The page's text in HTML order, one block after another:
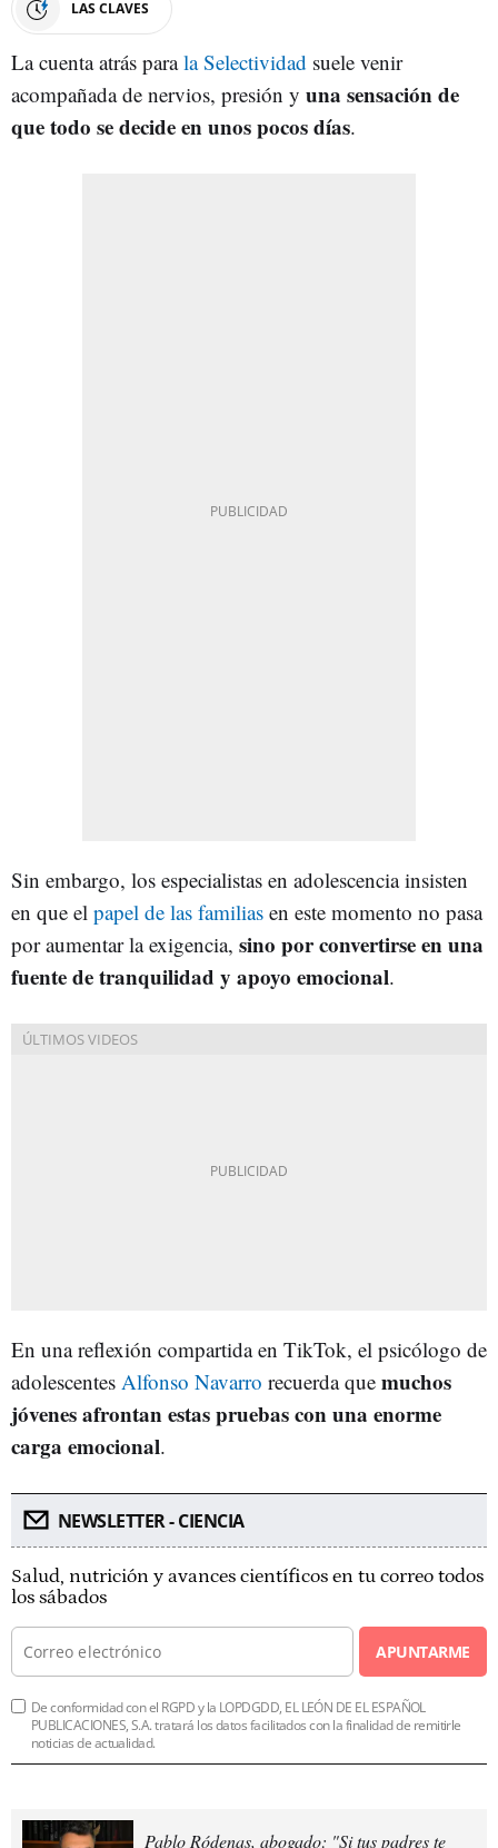
LAS CLAVES
La cuenta atrás parala Selectividad suele venir
acompañada de nervios, presión y una sensación de
que todo se decide en unos pocos días.
Sin embargo, los especialistas en adolescencia insisten
en que el papel de las familias en este momento no pasa
por aumentar la exigencia, sino por convertirse en una
fuente de tranquilidad y apoyo emocional.
En una reflexión compartida en TikTok, el psicólogo de
adolescentes Alfonso Navarro recuerda que muchos
jóvenes afrontan estas pruebas con una enorme
carga emocional.
NEWSLETTER - CIENCIA
Salud, nutrición y avances científicos en tu correo todos
los sábados
APUNTARME
De conformidad con el RGPD y la LOPDGDD, EL LEÓN DE EL ESPAÑOL
PUBLICACIONES, S.A. tratará los datos facilitados con la finalidad de remitirle
noticias de actualidad.
Pablo Ródenas, abogado: "Si tus padres te